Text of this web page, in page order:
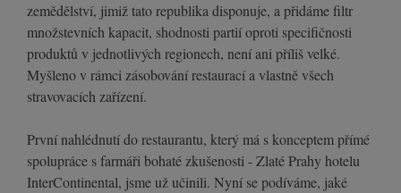
zemědělství, jimiž tato republika disponuje, a přidáme filtr
množstevních kapacit, shodnosti partií oproti specifičnosti
produktů v jednotlivých regionech, není ani příliš velké.
Myšleno v rámci zásobování restaurací a vlastně všech
stravovacích zařízení.
První nahlédnutí do restaurantu, který má s konceptem přímé
spolupráce s farmáři bohaté zkušenosti - Zlaté Prahy hotelu
InterContinental, jsme už učinili. Nyní se podíváme, jaké